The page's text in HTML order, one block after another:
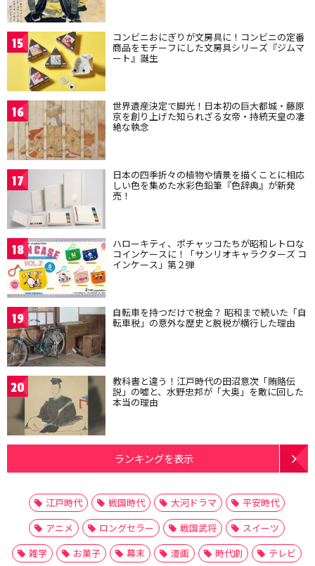
15 コンビニおにぎりが文房具に！コンビニの定番
商品をモチーフにした文房具シリーズ『ジムマ
ート』誕生
16 世界遺産決定で脚光！日本初の巨大都城・藤原
京を創り上げた知られざる女帝・持統天皇の凄
絶な執念
17 日本の四季折々の植物や情景を描くことに相応
しい色を集めた水彩色鉛筆『色辞典』が新発
売！
18 ハローキティ、ポチャッコたちが昭和レトロな
コインケースに！「サンリオキャラクターズ コ
インケース」第２弾
19 自転車を持つだけで税金？ 昭和まで続いた「自
転車税」の意外な歴史と脱税が横行した理由
20 教科書と違う！江戸時代の田沼意次「賄賂伝
説」の嘘と、水野忠邦が「大奥」を敵に回した
本当の理由
ランキングを表示
江戸時代 戦国時代 大河ドラマ
平安時代
アニメ
ロングセラー 戦国武将
スイーツ
雑学
お菓子 幕末 漫画 時代劇
テレビ